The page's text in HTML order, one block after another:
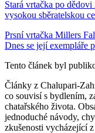
Stará vrtačka po
vysokou sběratelskou
Prsní vrtačka Millers
Dnes se její exempláře
Tento článek byl
Články z Chalupari-
co souvisí s bydlením,
chatařského života.
jednoduché návody,
zkušenosti vycházející